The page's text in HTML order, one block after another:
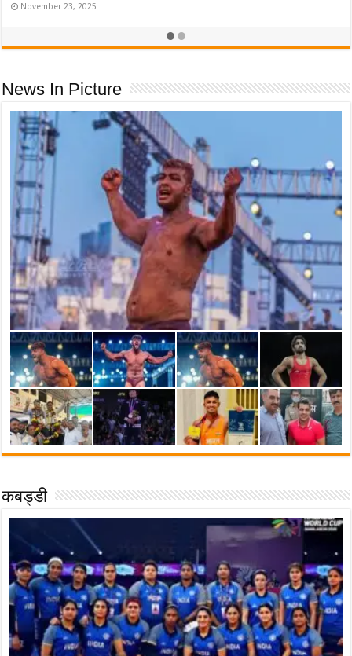
November 23, 2025
News In Picture
कबड्डी